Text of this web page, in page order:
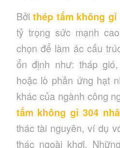
Bởithép tấm không gỉ
tỷ trọng sức mạnh
chọn để làm ác cấu
ổn định như: tháp
hoặc lò phản ứng hạt
khác của ngành công
tấm không gỉ 304
thác tài nguyên, ví dụ
thác ngoài khơi.